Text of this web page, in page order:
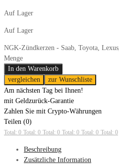
Auf Lager
Auf Lager
NGK-Zündkerzen - Saab, Toyota,
Menge
In den Warenkorb
vergleichen
zur Wunschliste
Am nächsten Tag bei Ihnen!
mit Geldzurück-Garantie
Zahlen Sie mit Crypto-Währungen
Teilen (0)
Total: 0 Total: 0 Total: 0 Total: 0 Total: 0 Total: 0
Beschreibung
Zusätzliche Information